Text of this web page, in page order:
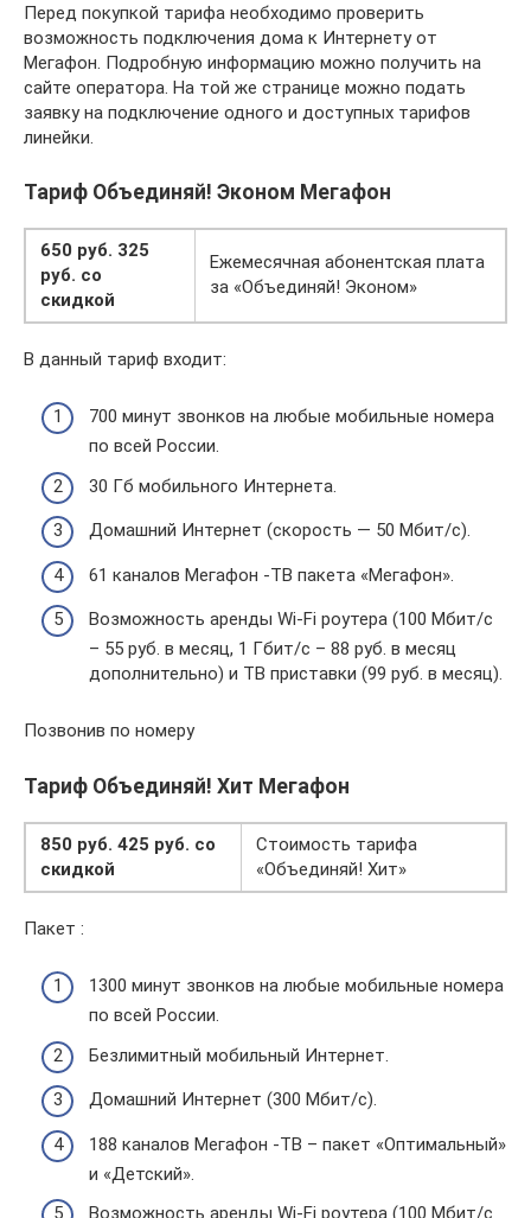
Перед покупкой тарифа необходимо проверить
возможность подключения дома к Интернету от
Мегафон. Подробную информацию можно получить на
сайте оператора. На той же странице можно подать
заявку на подключение одного и доступных тарифов
линейки.
Тариф Объединяй! Эконом Мегафон
650 руб. 325
руб. со
скидкой
Ежемесячная абонентская плата
за «Объединяй! Эконом»
В данный тариф входит:
700 минут звонков на любые мобильные номера
по всей России.
30 Гб мобильного Интернета.
Домашний Интернет (скорость — 50 Мбит/с).
61 каналов Мегафон -ТВ пакета «Мегафон».
Возможность аренды Wi-Fi роутера (100 Мбит/с
– 55 руб. в месяц, 1 Гбит/с – 88 руб. в месяц
дополнительно) и ТВ приставки (99 руб. в месяц).
Позвонив по номеру
Тариф Объединяй! Хит Мегафон
850 руб. 425 руб. со
скидкой
Стоимость тарифа
«Объединяй! Хит»
Пакет :
1300 минут звонков на любые мобильные номера
по всей России.
Безлимитный мобильный Интернет.
Домашний Интернет (300 Мбит/с).
188 каналов Мегафон -ТВ – пакет «Оптимальный»
и «Детский».
Возможность аренды Wi-Fi роутера (100 Мбит/с